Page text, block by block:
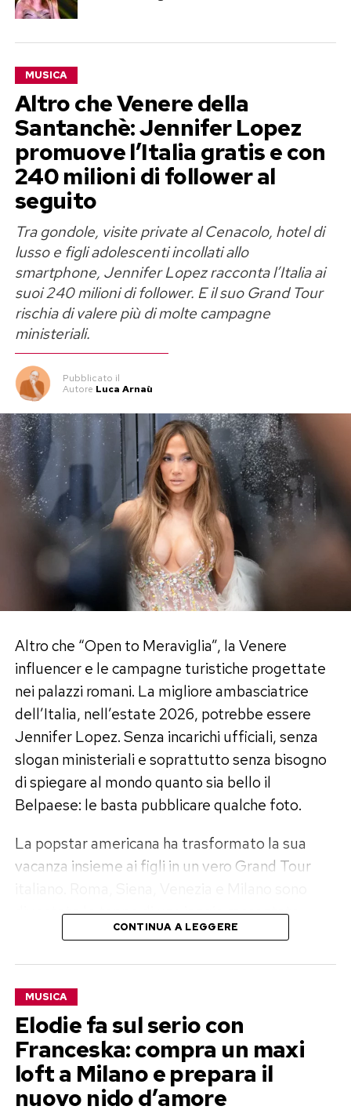
MUSICA
Altro che Venere della
Santanchè: Jennifer Lopez
promuove l’Italia gratis e con
240 milioni di follower al
seguito
Tra gondole, visite private al Cenacolo, hotel di
lusso e figli adolescenti incollati allo
smartphone, Jennifer Lopez racconta l’Italia ai
suoi 240 milioni di follower. E il suo Grand Tour
rischia di valere più di molte campagne
ministeriali.
Pubblicato il
Autore Luca Arnaù
Altro che “Open to Meraviglia”, la Venere
influencer e le campagne turistiche progettate
nei palazzi romani. La migliore ambasciatrice
dell’Italia, nell’estate 2026, potrebbe essere
Jennifer Lopez. Senza incarichi ufficiali, senza
slogan ministeriali e soprattutto senza bisogno
di spiegare al mondo quanto sia bello il
Belpaese: le basta pubblicare qualche foto.
La popstar americana ha trasformato la sua
vacanza insieme ai figli in un vero Grand Tour
diventate le tappe di un viaggio raccontato
giorno dopo giorno sui social a una platea di circa
del Campo o un giro in gondola in una campagna
promozionale globale.
Jennifer Lopez batte la Venere di
“Open to Meraviglia”
CONTINUA A LEGGERE
MUSICA
Elodie fa sul serio con
Franceska: compra un maxi
loft a Milano e prepara il
nuovo nido d’amore